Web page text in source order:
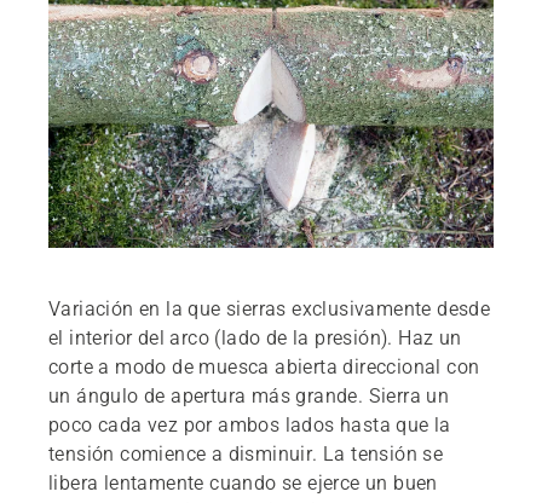
Variación en la que sierras exclusivamente desde
el interior del arco (lado de la presión). Haz un
corte a modo de muesca abierta direccional con
un ángulo de apertura más grande. Sierra un
poco cada vez por ambos lados hasta que la
tensión comience a disminuir. La tensión se
libera lentamente cuando se ejerce un buen